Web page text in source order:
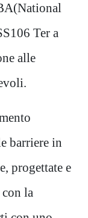
Ter a
alle
barriere in
progettate e
la